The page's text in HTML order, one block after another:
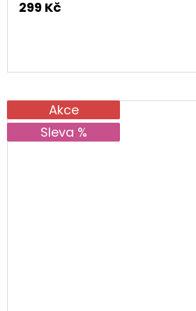
299 Kč
Akce
Sleva %